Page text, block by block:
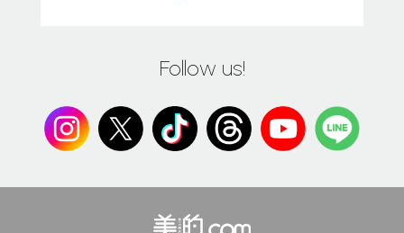
Follow us!